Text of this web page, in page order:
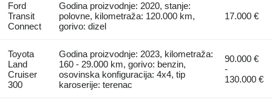
Ford
Transit
Connect
Godina proizvodnje: 2020, stanje:
polovne, kilometraža: 120.000 km,
gorivo: dizel
17.000 €
Toyota
Land
Cruiser
300
Godina proizvodnje: 2023, kilometraža:
160 - 29.000 km, gorivo: benzin,
osovinska konfiguracija: 4x4, tip
karoserije: terenac
90.000 €
-
130.000 €